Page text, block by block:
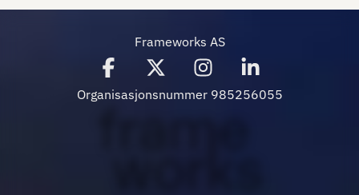
Frameworks AS
Organisasjonsnummer 985256055